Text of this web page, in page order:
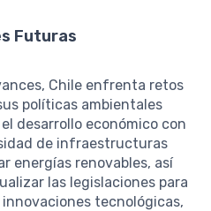
Futuras
Chile enfrenta retos
políticas ambientales
desarrollo económico con
de infraestructuras
energías renovables, así
las legislaciones para
tecnológicas,